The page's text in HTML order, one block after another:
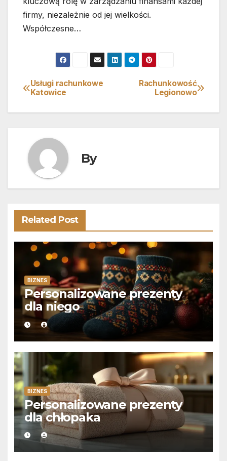
firmy, niezależnie od jej wielkości.
Współczesne…
Nawigacja
wpisu
Rachunkowość
Legionowo
Usługi rachunkowe
Katowice
By
Related Post
BIZNES
Personalizowane prezenty
dla niego
BIZNES
Personalizowane prezenty
dla chłopaka